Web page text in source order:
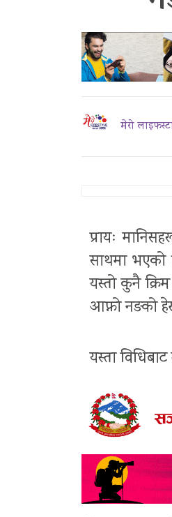
मेरो
प्रायः
साथमा भएको
यस्तो कुनै
आफ्नो नङको
यस्ता